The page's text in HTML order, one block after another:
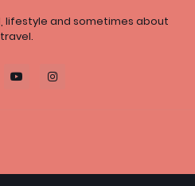
lifestyle and sometimes about
travel.